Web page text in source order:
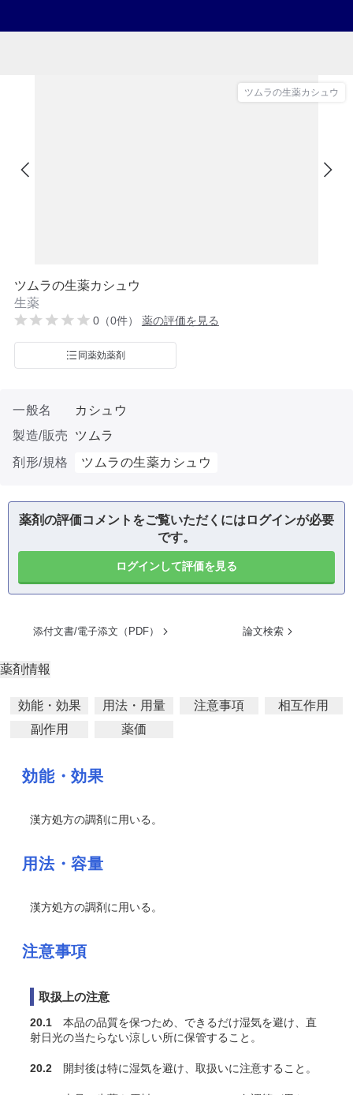
ツムラの生薬カシュウ
ツムラの生薬カシュウ
生薬
0（0件） 薬の評価を見る
同薬効薬剤
一般名
カシュウ
製造/販売
ツムラ
剤形/規格
ツムラの生薬カシュウ
薬剤の評価コメントをご覧いただくにはログインが必要
です。
ログインして評価を見る
添付文書/電子添文（PDF） 論文検索
薬剤情報
効能・効果 用法・用量 注意事項
相互作用
副作用
薬価
効能・効果
漢方処方の調剤に用いる。
用法・容量
漢方処方の調剤に用いる。
注意事項
取扱上の注意
20.1 本品の品質を保つため、できるだけ湿気を避け、直
射日光の当たらない涼しい所に保管すること。
20.2 開封後は特に湿気を避け、取扱いに注意すること。